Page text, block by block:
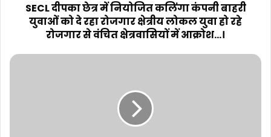
SECL दीपका छेत्र में नियोजित कलिंगा कंपनी बाहरी
युवाओं को दे रहा रोजगार क्षेत्रीय लोकल युवा हो रहे
रोजगार से वंचित क्षेत्रवासियों में आक्रोश...।